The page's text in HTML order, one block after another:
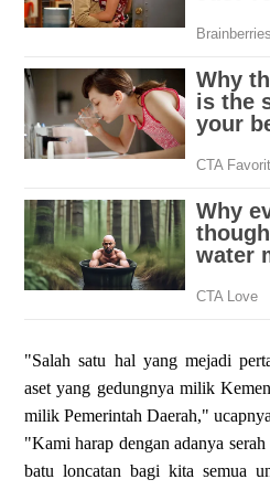
"Salah satu hal yang mejadi
aset yang gedungnya milik
milik Pemerintah Daerah,"
"Kami harap dengan adanya
batu loncatan bagi kita semua